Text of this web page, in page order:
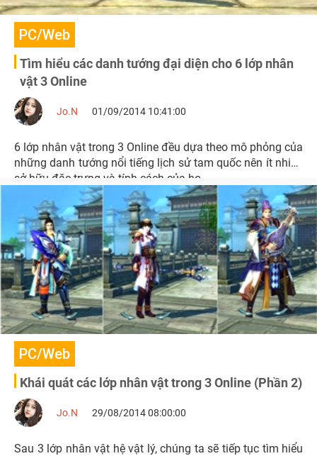
PC/Web
Tìm hiểu các danh tướng đại diện cho 6 lớp nhân
vật 3 Online
Jo.N 01/09/2014 10:41:00
6 lớp nhân vật trong 3 Online đều dựa theo mô phỏng của
những danh tướng nổi tiếng lịch sử tam quốc nên ít nhiều
sở hữu đặc trưng và tính cách của họ.
PC/Web
Khái quát các lớp nhân vật trong 3 Online (Phần 2)
Jo.N 29/08/2014 08:00:00
Sau 3 lớp nhân vật hệ vật lý, chúng ta sẽ tiếp tục tìm hiểu